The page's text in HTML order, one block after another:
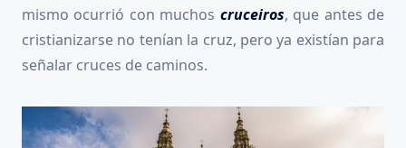
mismo ocurrió con muchos cruceiros, que antes de
cristianizarse no tenían la cruz, pero ya existían para
señalar cruces de caminos.